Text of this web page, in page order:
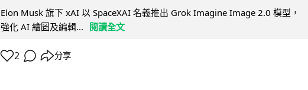
Elon Musk 旗下 xAI 以 SpaceXAI 名義推出 Grok Imagine Image 2.0 模型，
強化 AI 繪圖及編輯...
閱讀全文
2 分享